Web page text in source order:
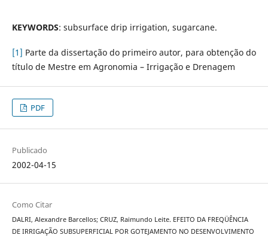
KEYWORDS: subsurface drip irrigation, sugarcane.
[1] Parte da dissertação do primeiro autor, para obtenção do
título de Mestre em Agronomia – Irrigação e Drenagem
PDF
Publicado
2002-04-15
Como Citar
DALRI, Alexandre Barcellos; CRUZ, Raimundo Leite. EFEITO DA FREQÜÊNCIA
DE IRRIGAÇÃO SUBSUPERFICIAL POR GOTEJAMENTO NO DESENVOLVIMENTO